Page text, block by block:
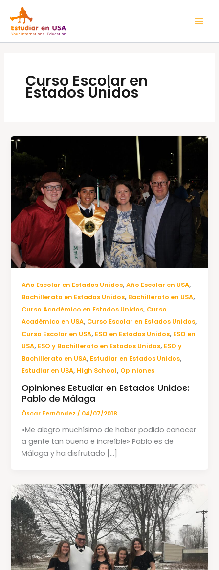
contenido
Curso Escolar en
Estados Unidos
Año Escolar en Estados Unidos,Año Escolar en USA,
Bachillerato en Estados Unidos, Bachillerato en USA,
Curso Académico en Estados Unidos, Curso
Académico en USA, Curso Escolar en Estados Unidos,
Curso Escolar en USA, ESO en Estados Unidos, ESO en
USA, ESO y Bachillerato en Estados Unidos, ESO y
Bachillerato en USA, Estudiar en Estados Unidos,
Estudiar en USA, High School, Opiniones
Opiniones Estudiar en Estados Unidos:
Pablo de Málaga
Óscar Fernández / 04/07/2018
«Me alegro muchísimo de haber podido conocer
a gente tan buena e increíble» Pablo es de
Málaga y ha disfrutado […]